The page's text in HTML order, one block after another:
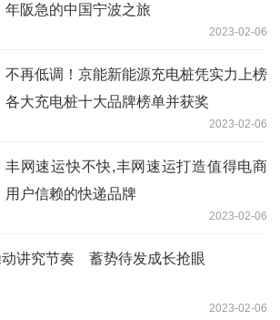
年阪急的中国宁波之旅
2023-02-06
不再低调！京能新能源充电桩凭实力上榜
各大充电桩十大品牌榜单并获奖
2023-02-06
丰网速运快不快,丰网速运打造值得电商
用户信赖的快递品牌
2023-02-06
动讲究节奏 蓄势待发成长抢眼
2023-02-06